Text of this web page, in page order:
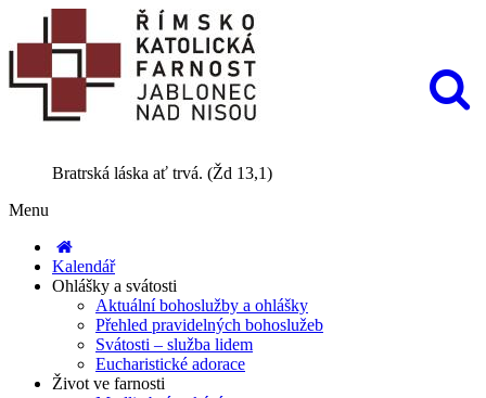
Bratrská láska ať trvá. (Žd 13,1)
Menu
Kalendář
Ohlášky a svátosti
Aktuální bohoslužby a ohlášky
Přehled pravidelných bohoslužeb
Svátosti – služba lidem
Eucharistické adorace
Život ve farnosti